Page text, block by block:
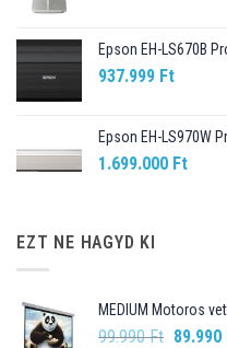
Epson EH-LS670B
937.999 Ft
Epson EH-LS970W
1.699.000 Ft
EZT NE HAGYD KI
MEDIUM Motoros
99.990Ft Original
89.990